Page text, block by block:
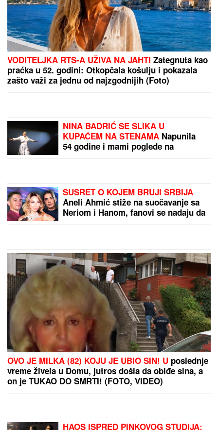
VODITELJKA RTS-A UŽIVA NA JAHTI Zategnuta kao
praćka u 52. godini: Otkopčala košulju i pokazala
zašto važi za jednu od najzgodnijih (Foto)
NINA BADRIĆ SE SLIKA U
KUPAĆEM NA STENAMA Napunila
54 godine i mami poglede na
SUSRET O KOJEM BRUJI SRBIJA
Aneli Ahmić stiže na suočavanje sa
Neriom i Hanom, fanovi se nadaju da
OVO JE MILKA (82) KOJU JE UBIO SIN! U poslednje
vreme živela u Domu, jutros došla da obiđe sina, a
on je TUKAO DO SMRTI! (FOTO, VIDEO)
HAOS ISPRED PINKOVOG STUDIJA: